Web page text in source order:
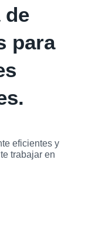
de
para
eficientes y
trabajar en